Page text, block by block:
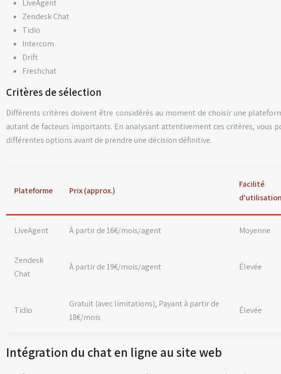
LiveAgent
Zendesk Chat
Tidio
Intercom
Drift
Freshchat
Critères de sélection
Différents critères doivent être considérés au moment de choisir une
autant de facteurs importants. En analysant attentivement ces critères, vous
différentes options avant de prendre une décision définitive.
Plateforme Prix (approx.)
Facilité
d’utilisation
LiveAgent À partir de 16€/mois/agent Moyenne
Zendesk
Chat
À partir de 19€/mois/agent Élevée
Tidio
Gratuit (avec limitations), Payant à partir de
18€/mois
Élevée
Intégration du chat en ligne au site web